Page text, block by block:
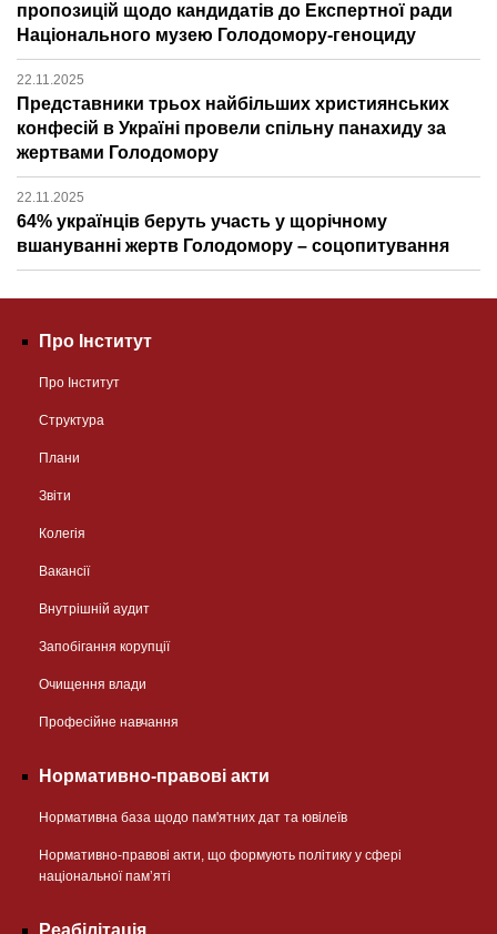
пропозицій щодо кандидатів до Експертної ради
Національного музею Голодомору-геноциду
22.11.2025
Представники трьох найбільших християнських
конфесій в Україні провели спільну панахиду за
жертвами Голодомору
22.11.2025
64% українців беруть участь у щорічному
вшануванні жертв Голодомору – соцопитування
Про Інститут
Про Інститут
Структура
Плани
Звіти
Колегія
Вакансії
Внутрішній аудит
Запобігання корупції
Очищення влади
Професійне навчання
Нормативно-правові акти
Нормативна база щодо пам'ятних дат та ювілеїв
Нормативно-правові акти, що формують політику у сфері
національної памʼяті